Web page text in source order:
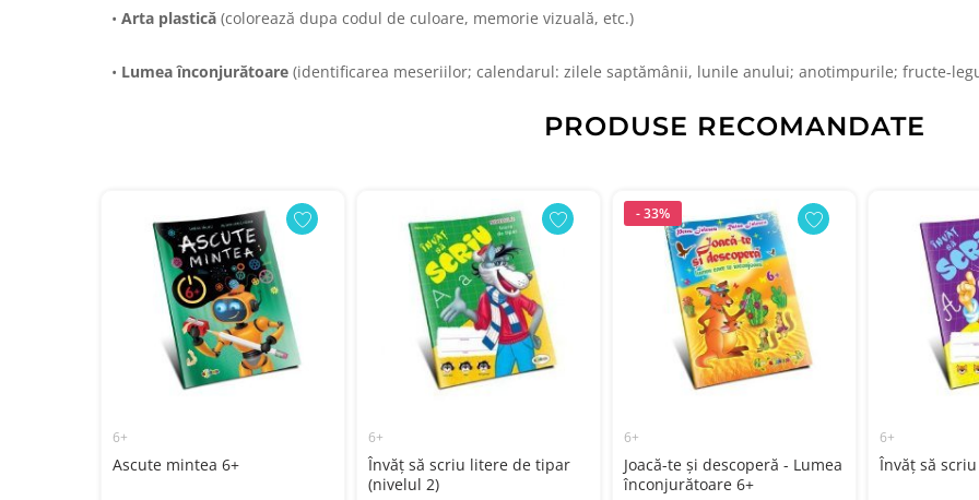
• Arta plastică (colorează dupa codul de culoare, memorie vizuală, etc.)
• Lumea înconjurătoare (identificarea meseriilor; calendarul: zilele saptămânii, lunile anului; anotimpurile; fructe-
PRODUSE RECOMANDATE
6+
Ascute mintea 6+
6+
Învăț să scriu litere de tipar
(nivelul 2)
- 33%
6+
Joacă-te și descoperă - Lumea
înconjurătoare 6+
6+
Învăț să